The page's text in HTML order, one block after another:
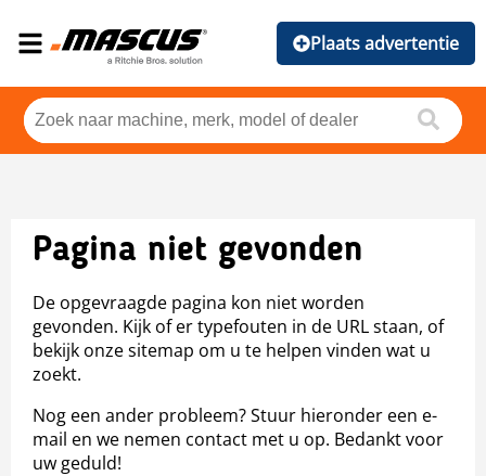
Plaats advertentie
Pagina niet gevonden
De opgevraagde pagina kon niet worden
gevonden. Kijk of er typefouten in de URL staan, of
bekijk onze sitemap om u te helpen vinden wat u
zoekt.
Nog een ander probleem? Stuur hieronder een e-
mail en we nemen contact met u op. Bedankt voor
uw geduld!